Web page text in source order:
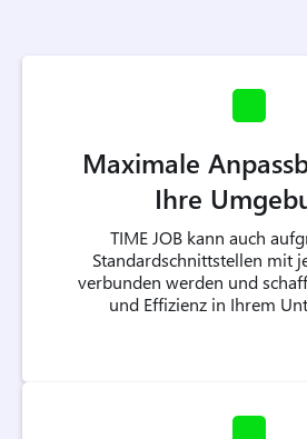
Maximale
Ihre
TIME JOB kann auch
Standardschnittstellen mit
verbunden werden und
und Effizienz in Ihrem